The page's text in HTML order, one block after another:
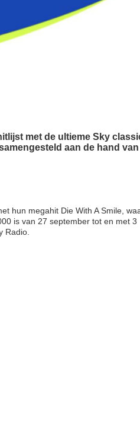
met de ultieme Sky
aan de hand van
hun megahit Die With A Smile,
is van 27 september tot en met 3
Radio.